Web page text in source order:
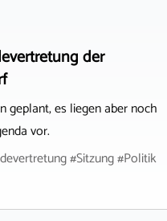
der
geplant, es liegen aber noch
vor.
#Sitzung #Politik